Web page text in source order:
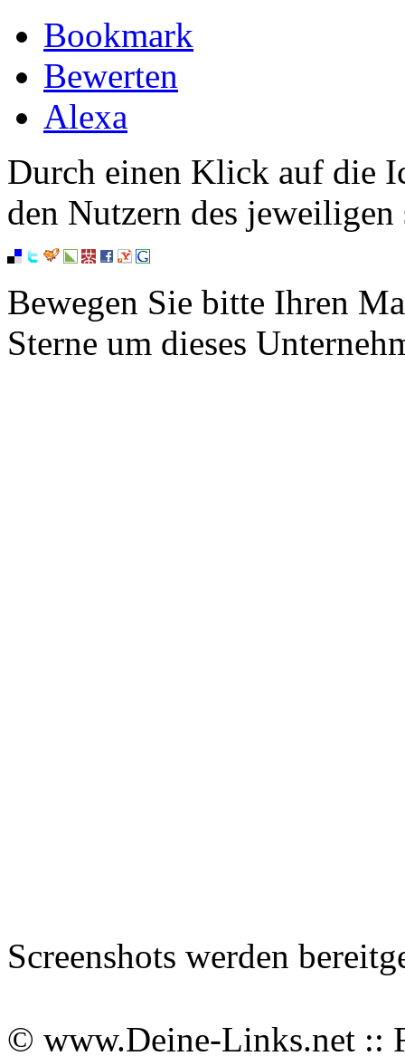
Bookmark
Bewerten
Alexa
Durch einen Klick auf die
den Nutzern des
Bewegen Sie bitte Ihren
Sterne um dieses
Screenshots werden
© www.Deine-Links.net ::